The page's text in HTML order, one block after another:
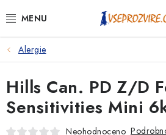
na
PSI
KOČKY
KONĚ
Alergie
Hills Can. PD Z/D
Sensitivities Mini
Neohodnoceno